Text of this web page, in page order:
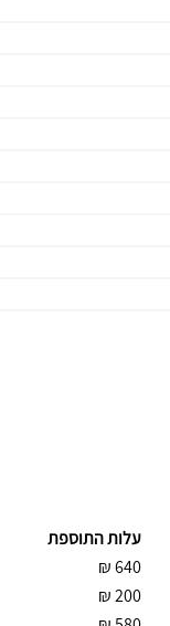
עלות התוספת
640
₪
200
₪